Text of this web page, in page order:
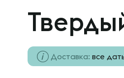
Доставка: все